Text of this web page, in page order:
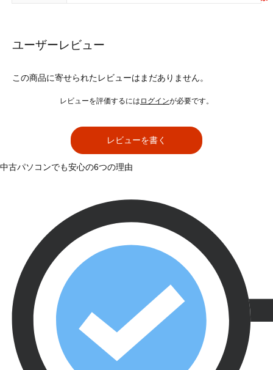
ユーザーレビュー
この商品に寄せられたレビューはまだありません。
レビューを評価するには ログインが必要です。
レビューを書く
中古パソコンでも安心の6つの理由